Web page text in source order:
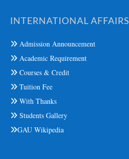
INTERNATIONAL AFFAIRS
Admission Announcement
Academic Requirement
Courses & Credit
Tuition Fee
With Thanks
Students Gallery
GAU Wikipedia